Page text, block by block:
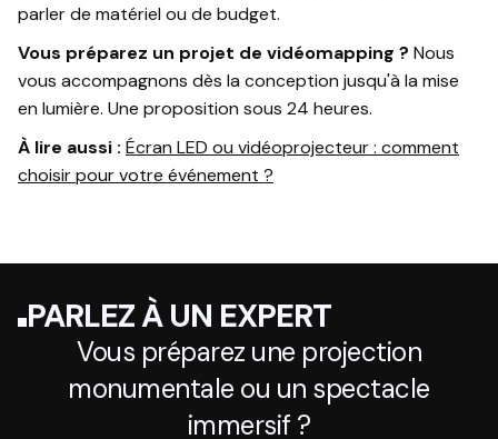
parler de matériel ou de budget.
Vous préparez un projet de vidéomapping ? Nous
vous accompagnons dès la conception jusqu'à la mise
en lumière. Une proposition sous 24 heures.
À lire aussi : Écran LED ou vidéoprojecteur : comment
choisir pour votre événement ?
PARLEZ À UN EXPERT
Vous préparez une projection
monumentale ou un spectacle
immersif ?